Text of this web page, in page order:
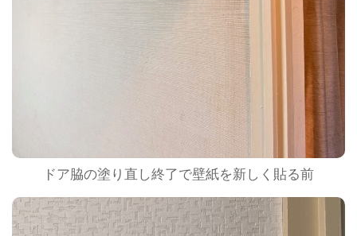
ドア脇の塗り直し終了で壁紙を新しく貼る前